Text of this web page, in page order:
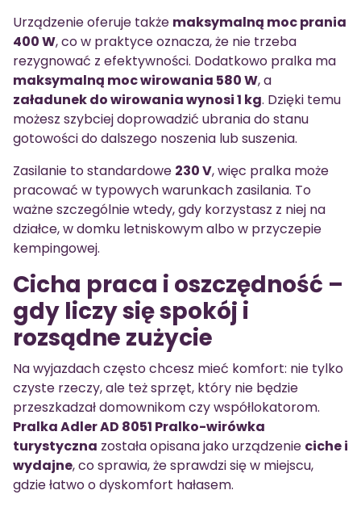
Urządzenie oferuje także maksymalną moc prania
400 W, co w praktyce oznacza, że nie trzeba
rezygnować z efektywności. Dodatkowo pralka ma
maksymalną moc wirowania 580 W, a
załadunek do wirowania wynosi 1 kg. Dzięki temu
możesz szybciej doprowadzić ubrania do stanu
gotowości do dalszego noszenia lub suszenia.
Zasilanie to standardowe 230 V, więc pralka może
pracować w typowych warunkach zasilania. To
ważne szczególnie wtedy, gdy korzystasz z niej na
działce, w domku letniskowym albo w przyczepie
kempingowej.
Cicha praca i oszczędność –
gdy liczy się spokój i
rozsądne zużycie
Na wyjazdach często chcesz mieć komfort: nie tylko
czyste rzeczy, ale też sprzęt, który nie będzie
przeszkadzał domownikom czy współlokatorom.
Pralka Adler AD 8051 Pralko-wirówka
turystyczna została opisana jako urządzenie ciche i
wydajne, co sprawia, że sprawdzi się w miejscu,
gdzie łatwo o dyskomfort hałasem.